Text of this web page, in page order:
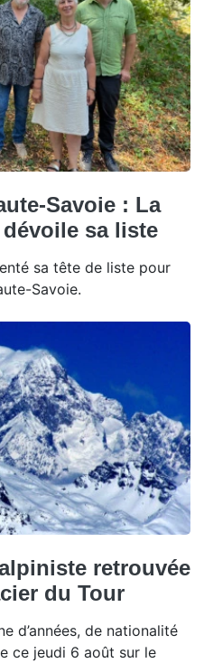
Savoie : La
sa liste
sa tête de liste pour
Savoie.
retrouvée
du Tour
d’années, de nationalité
ce jeudi 6 août sur le